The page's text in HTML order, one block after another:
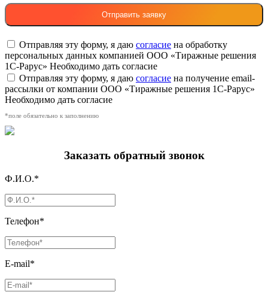
Отправляя эту форму, я даю согласие на обработку
персональных данных компанией ООО «Тиражные решения
1С-Рарус» Необходимо дать согласие
Отправляя эту форму, я даю согласие на получение email-
рассылки от компании ООО «Тиражные решения 1С-Рарус»
Необходимо дать согласие
*поле обязательно к заполнению
Заказать обратный звонок
Ф.И.О.*
Телефон*
E-mail*